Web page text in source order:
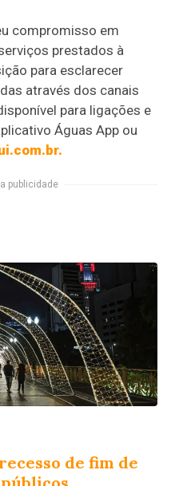
compromisso em
prestados à
para esclarecer
através dos canais
para ligações e
Águas App ou
publicidade
de fim de